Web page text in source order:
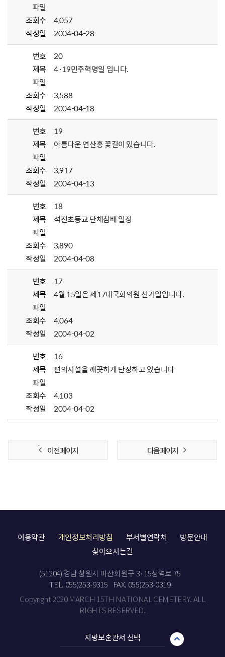
파일
조회수
4,057
작성일
2004-04-28
번호
20
제목
4·19민주혁명일 입니다.
파일
조회수
3,588
작성일
2004-04-18
번호
19
제목
아름다운 연산홍 꽃길이 있습니다.
파일
조회수
3,917
작성일
2004-04-13
번호
18
제목
석전초등교 단체참배 일정
파일
조회수
3,890
작성일
2004-04-08
번호
17
제목
4월 15일은 제17대국회의원 선거일입니다.
파일
조회수
4,064
작성일
2004-04-02
번호
16
제목
편의시설을 깨끗하게 단장하고 있습니다
파일
조회수
4,103
작성일
2004-04-02
이전 페이지 다음 페이지
이용약관 개인정보처리방침 부서별연락처
방문안내
찾아오시는길
(51204) 경남 창원시 마산회원구 3·15성역로 75
TEL. 055)253-9315
FAX. 055)253-0319
Copyright 2020 MARCH 15TH NATIONAL CEMETERY. ALL
RIGHTS RESERVED.
지방보훈관서 선택